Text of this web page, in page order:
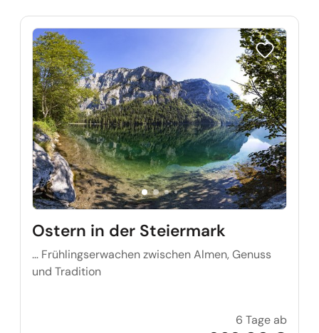
Reise auf
Ostern in der Steiermark
… Frühlingserwachen zwischen Almen, Genuss
und Tradition
6 Tage ab